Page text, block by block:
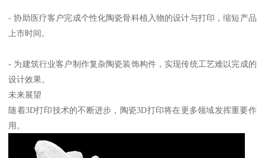
- 协助医疗客户完成个性化陶瓷骨科植入物的设计与打印，缩短产品
上市时间。
- 为建筑行业客户制作复杂陶瓷装饰构件，实现传统工艺难以完成的
设计效果。
未来展望
随着3D打印技术的不断进步，陶瓷3D打印将在更多领域发挥重要作
用。